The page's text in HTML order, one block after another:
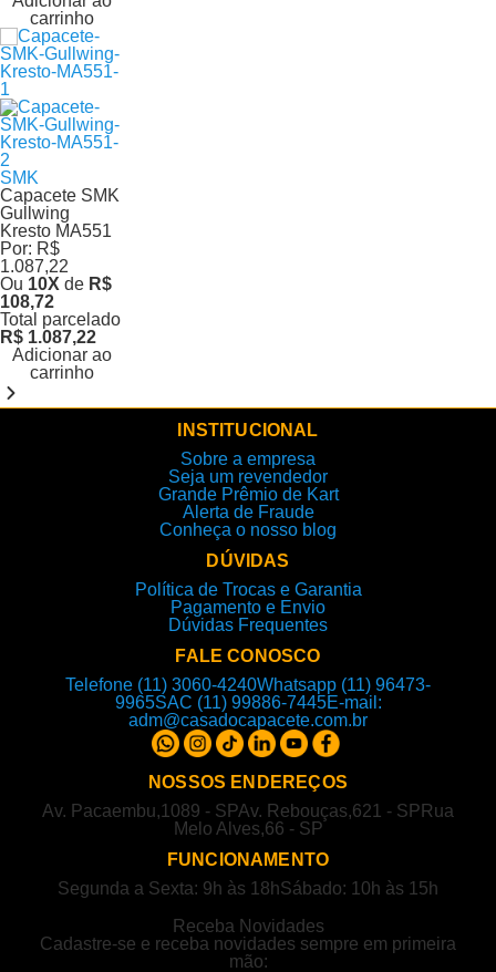
carrinho
SMK
Capacete SMK
Gullwing
Kresto MA551
Por: R$
1.087,22
Ou 10X de R$
108,72
Total parcelado
R$ 1.087,22
Adicionar ao
carrinho
INSTITUCIONAL
Sobre a empresa
Seja um revendedor
Grande Prêmio de Kart
Alerta de Fraude
Conheça o nosso blog
DÚVIDAS
Política de Trocas e Garantia
Pagamento e Envio
Dúvidas Frequentes
FALE CONOSCO
Telefone (11) 3060-4240Whatsapp (11) 96473-
9965SAC (11) 99886-7445E-mail:
adm@casadocapacete.com.br
NOSSOS ENDEREÇOS
Av. Pacaembu,1089 - SPAv. Rebouças,621 - SP Rua
Melo Alves,66 - SP
FUNCIONAMENTO
Segunda a Sexta: 9h às 18hSábado: 10h às 15h
Receba Novidades
Cadastre-se e receba novidades sempre em primeira
mão: